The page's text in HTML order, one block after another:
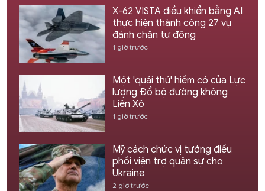
X-62 VISTA điều khiển bằng AI
thực hiện thành công 27 vụ
đánh chặn tự động
1 giờ trước
Một 'quái thú' hiếm có của Lực
lượng Đổ bộ đường không
Liên Xô
1 giờ trước
Mỹ cách chức vị tướng điều
phối viện trợ quân sự cho
Ukraine
2 giờ trước